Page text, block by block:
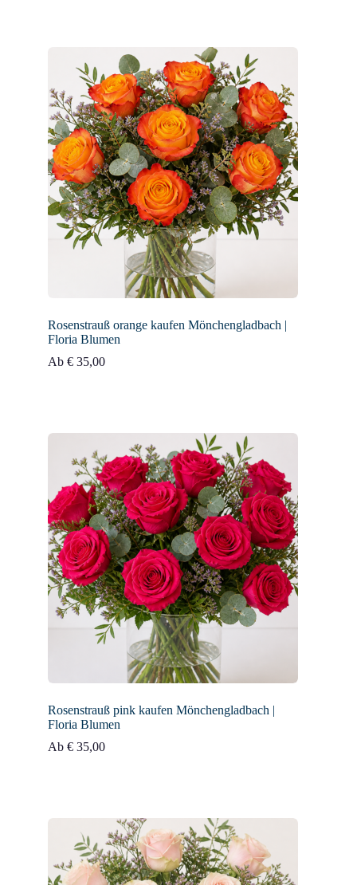
Rosenstrauß orange kaufen Mönchengladbach |
Floria Blumen
Ab € 35,00
Rosenstrauß pink kaufen Mönchengladbach |
Floria Blumen
Ab € 35,00